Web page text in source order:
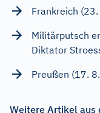
Frankreich
Militärputsch
Diktator
Preußen (17.
Weitere Artikel aus